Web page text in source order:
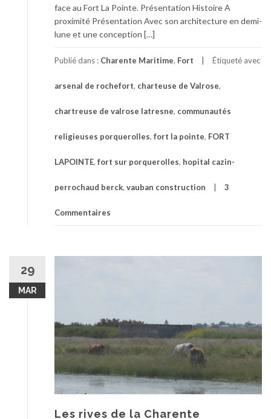
face au Fort La Pointe. Présentation Histoire A
proximité Présentation Avec son architecture en demi-
lune et une conception […]
Publié dans : Charente Maritime, Fort Étiqueté avec
arsenal de rochefort, charteuse de Valrose,
chartreuse de valrose latresne, communautés
religieuses porquerolles, fort la pointe, FORT
LAPOINTE, fort sur porquerolles, hopital cazin-
perrochaud berck, vauban construction 3
Commentaires
29
MAR
Les rives de la Charente